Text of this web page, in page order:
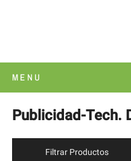
MENU
Publicidad-Tech.
Filtrar Productos